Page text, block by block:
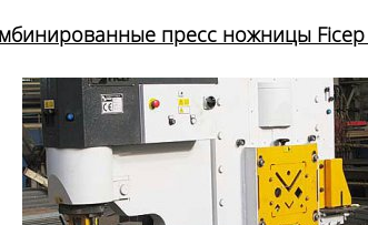
пресс ножницы Ficep